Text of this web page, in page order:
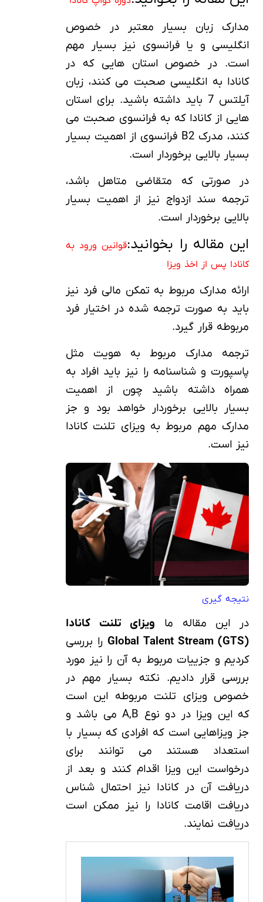
مدارک زبان بسیار معتبر در خصوص
انگلیسی و یا فرانسوی نیز بسیار مهم
است. در خصوص استان هایی که در
کانادا به انگلیسی صحبت می کنند، زبان
آیلتس 7 باید داشته باشید. برای استان
هایی از کانادا که به فرانسوی صحبت می
کنند، مدرک B2 فرانسوی از اهمیت بسیار
بسیار بالایی برخوردار است.
در صورتی که متقاضی متاهل باشد،
ترجمه سند ازدواج نیز از اهمیت بسیار
بالایی برخوردار است.
این مقاله را بخوانید:قوانین ورود به
کانادا پس از اخذ ویزا
ارائه مدارک مربوط به تمکن مالی فرد نیز
باید به صورت ترجمه شده در اختیار فرد
مربوطه قرار گیرد.
ترجمه مدارک مربوط به هویت مثل
پاسپورت و شناسنامه را نیز باید افراد به
همراه داشته باشید چون از اهمیت
بسیار بالایی برخوردار خواهد بود و جز
مدارک مهم مربوط به ویزای تلنت کانادا
نیز است.
نتیجه گیری
در این مقاله ما ویزای تلنت کانادا
Global Talent Stream (GTS)را بررسی
کردیم و جزییات مربوط به آن را نیز مورد
بررسی قرار دادیم. نکته بسیار مهم در
خصوص ویزای تلنت مربوطه این است
که این ویزا در دو نوع A,B می باشد و
جز ویزاهایی است که افرادی که بسیار با
استعداد هستند می توانند برای
درخواست این ویزا اقدام کنند و بعد از
دریافت آن در کانادا نیز احتمال شناس
دریافت اقامت کانادا را نیز ممکن است
دریافت نمایند.